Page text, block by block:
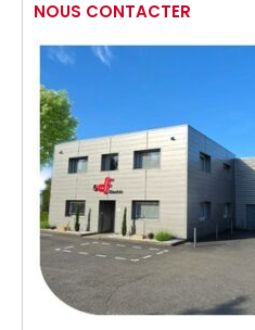
NOUS CONTACTER